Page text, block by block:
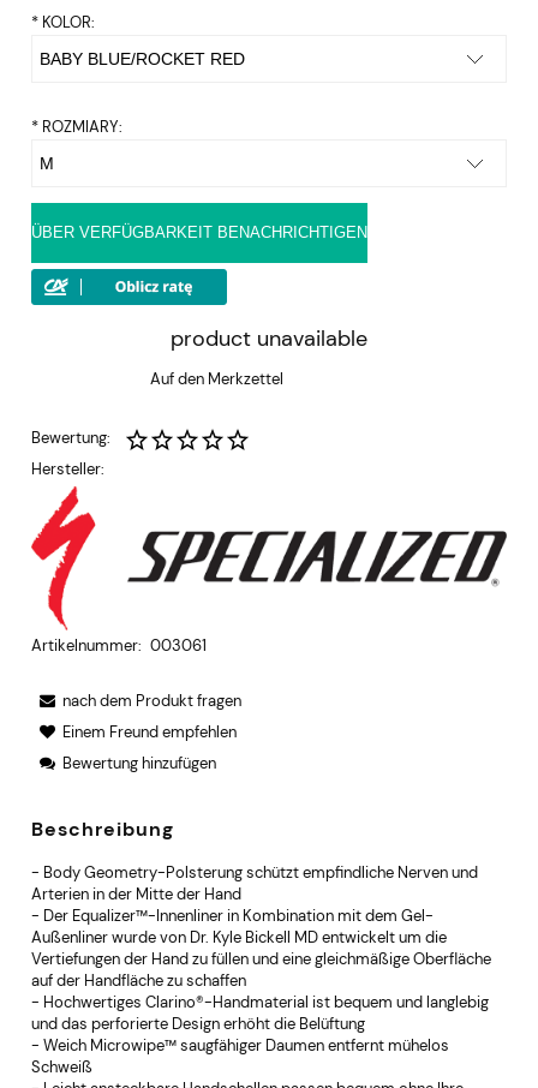
* KOLOR:
* ROZMIARY:
ÜBER VERFÜGBARKEIT BENACHRICHTIGEN
product unavailable
Auf den Merkzettel
Bewertung:
Hersteller:
Artikelnummer: 003061
nach dem Produkt fragen
Einem Freund empfehlen
Bewertung hinzufügen
Beschreibung
- Body Geometry-Polsterung schützt empfindliche Nerven und
Arterien in der Mitte der Hand
- Der Equalizer™-Innenliner in Kombination mit dem Gel-
Außenliner wurde von Dr. Kyle Bickell MD entwickelt um die
Vertiefungen der Hand zu füllen und eine gleichmäßige Oberfläche
auf der Handfläche zu schaffen
- Hochwertiges Clarino®-Handmaterial ist bequem und langlebig
und das perforierte Design erhöht die Belüftung
- Weich Microwipe™ saugfähiger Daumen entfernt mühelos
Schweiß